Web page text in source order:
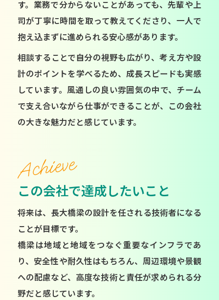
す。業務で分からないことがあっても、先輩や上
司が丁寧に時間を取って教えてくださり、一人で
抱え込まずに進められる安心感があります。
相談することで自分の視野も広がり、考え方や設
計のポイントを学べるため、成長スピードも実感
しています。風通しの良い雰囲気の中で、チーム
で支え合いながら仕事ができることが、この会社
の大きな魅力だと感じています。
Achieve
この会社で達成したいこと
将来は、長大橋梁の設計を任される技術者になる
ことが目標です。
橋梁は地域と地域をつなぐ重要なインフラであ
り、安全性や耐久性はもちろん、周辺環境や景観
への配慮など、高度な技術と責任が求められる分
野だと感じています。